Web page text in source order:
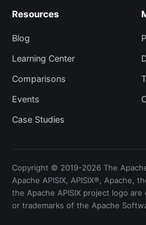
Resources
Blog
Learning Center
Comparisons
Events
Case Studies
Copyright © 2019-2026 The
Apache APISIX, APISIX®, Apache,
the Apache APISIX project logo
or trademarks of the Apache